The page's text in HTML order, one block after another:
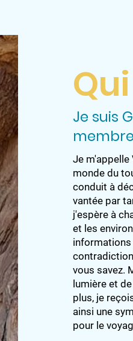
Je suis
Je m'appelle
monde du
conduit à
vantée par
j'espère à
et les
informations
vous savez.
lumière et
plus, je
ainsi une
pour le